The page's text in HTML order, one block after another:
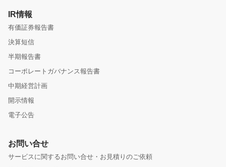
IR情報
有価証券報告書
決算短信
半期報告書
コーポレートガバナンス報告書
中期経営計画
開示情報
電子公告
お問い合せ
サービスに関するお問い合せ・お見積りのご依頼